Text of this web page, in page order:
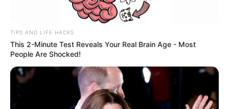
TIPS AND LIFE HACKS
This 2-Minute Test Reveals Your Real Brain Age - Most
People Are Shocked!